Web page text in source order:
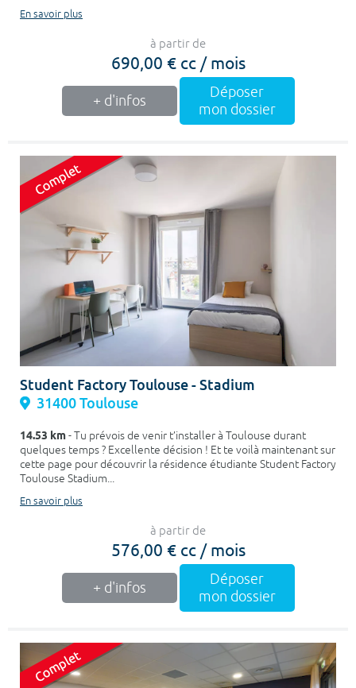
En savoir plus
à partir de
690,00 € cc / mois
+ d'infos
Déposer
mon dossier
Student Factory Toulouse - Stadium
31400 Toulouse
14.53 km- Tu prévois de venir t’installer à Toulouse durant
quelques temps ? Excellente décision ! Et te voilà maintenant sur
cette page pour découvrir la résidence étudiante Student Factory
Toulouse Stadium...
En savoir plus
à partir de
576,00 € cc / mois
+ d'infos
Déposer
mon dossier